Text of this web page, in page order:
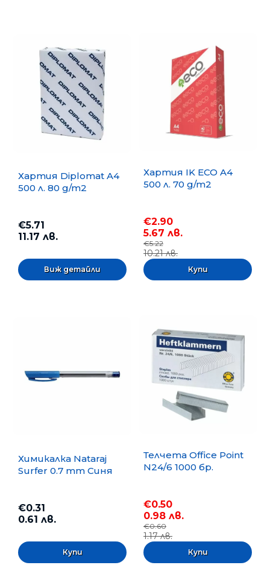
Хартия Diplomat A4
500 л. 80 g/m2
€5.71
11.17 лв.
Виж детайли
Хартия IK ECO A4
500 л. 70 g/m2
€2.90
5.67 лв.
€5.22
10.21 лв.
Химикалка Nataraj
Surfer 0.7 mm Синя
€0.31
0.61 лв.
Телчета Office Point
N24/6 1000 бр.
€0.50
0.98 лв.
€0.60
1.17 лв.